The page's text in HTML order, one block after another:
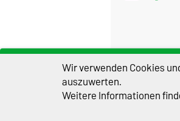
Wir verwenden Cookies
auszuwerten.
Weitere Informationen